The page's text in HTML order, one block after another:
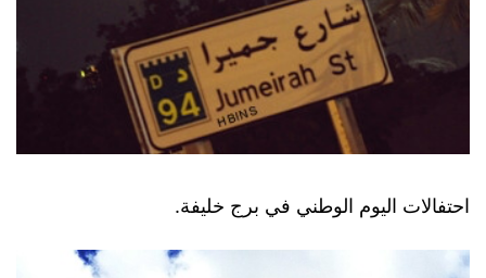
احتفالات اليوم الوطني في برج خليفة.